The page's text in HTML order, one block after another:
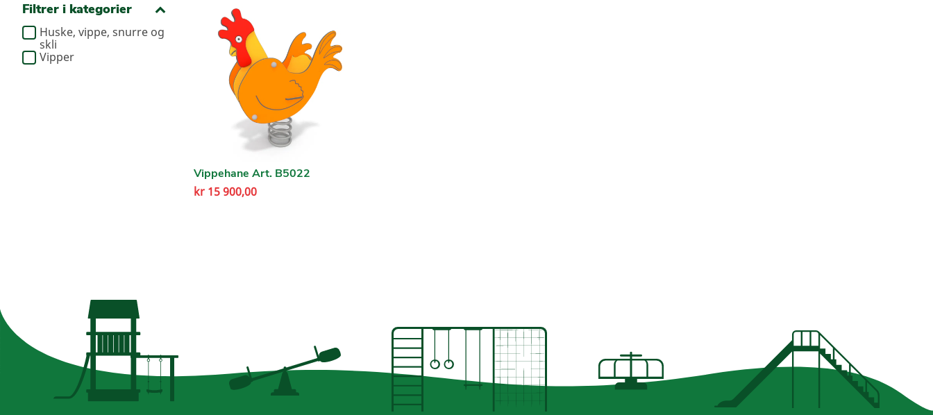
Filtrer i kategorier
Huske, vippe, snurre og
skli
Vipper
Vippehane Art. B5022
kr15 900,00